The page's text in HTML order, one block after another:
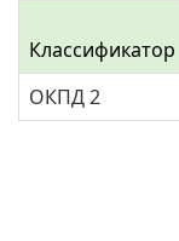
Классификатор
ОКПД 2